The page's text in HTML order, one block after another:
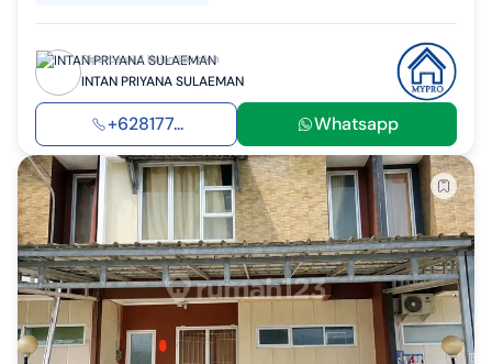
Diperbarui 4 bulan lalu oleh
INTAN PRIYANA SULAEMAN
+628177... Whatsapp